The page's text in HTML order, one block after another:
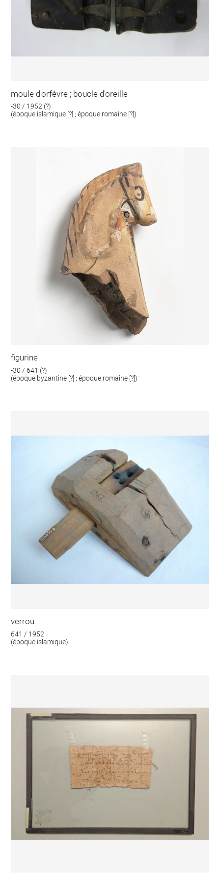
moule d'orfèvre ; boucle d'oreille
-30 / 1952 (?)
(époque islamique [?] ; époque romaine [?])
figurine
-30 / 641 (?)
(époque byzantine [?] ; époque romaine [?])
verrou
641 / 1952
(époque islamique)